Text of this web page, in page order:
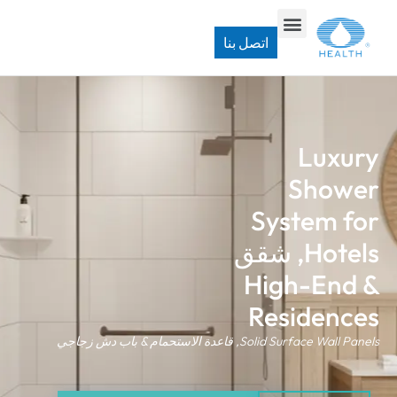
اتصل بنا
Luxury
Shower
System for
Hotels, شقق
&
High-End
Residences
Solid Surface Wall Panels, قاعدة الاستحمام & باب دش زجاجي